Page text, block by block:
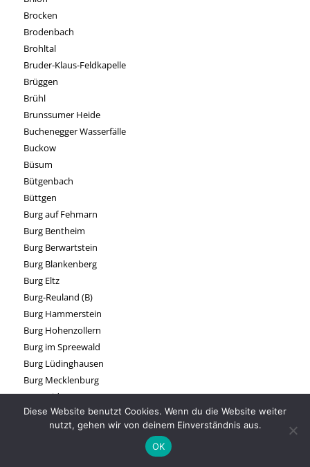
Brocken
Brodenbach
Brohltal
Bruder-Klaus-Feldkapelle
Brüggen
Brühl
Brunssumer Heide
Buchenegger Wasserfälle
Buckow
Büsum
Bütgenbach
Büttgen
Burg auf Fehmarn
Burg Bentheim
Burg Berwartstein
Burg Blankenberg
Burg Eltz
Burg-Reuland (B)
Burg Hammerstein
Burg Hohenzollern
Burg im Spreewald
Burg Lüdinghausen
Burg Mecklenburg
Burg Nideggen
Burg Ravensburg
Burg Satzvey
Diese Website benutzt Cookies. Wenn du die Website weiter
nutzt, gehen wir von deinem Einverständnis aus.
OK